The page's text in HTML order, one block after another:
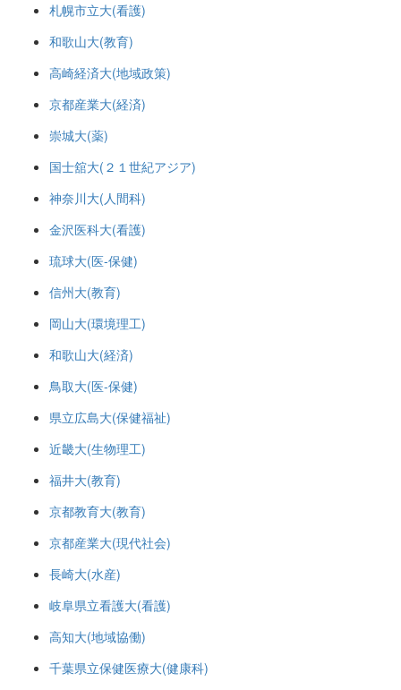
札幌市立大(看護)
和歌山大(教育)
高崎経済大(地域政策)
京都産業大(経済)
崇城大(薬)
国士舘大(２１世紀アジア)
神奈川大(人間科)
金沢医科大(看護)
琉球大(医-保健)
信州大(教育)
岡山大(環境理工)
和歌山大(経済)
鳥取大(医-保健)
県立広島大(保健福祉)
近畿大(生物理工)
福井大(教育)
京都教育大(教育)
京都産業大(現代社会)
長崎大(水産)
岐阜県立看護大(看護)
高知大(地域協働)
千葉県立保健医療大(健康科)